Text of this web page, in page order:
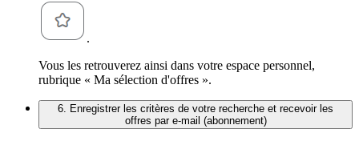
.
Vous les retrouverez ainsi dans votre espace personnel,
rubrique « Ma sélection d'offres ».
6. Enregistrer les critères de votre recherche et recevoir les
offres par e-mail (abonnement)